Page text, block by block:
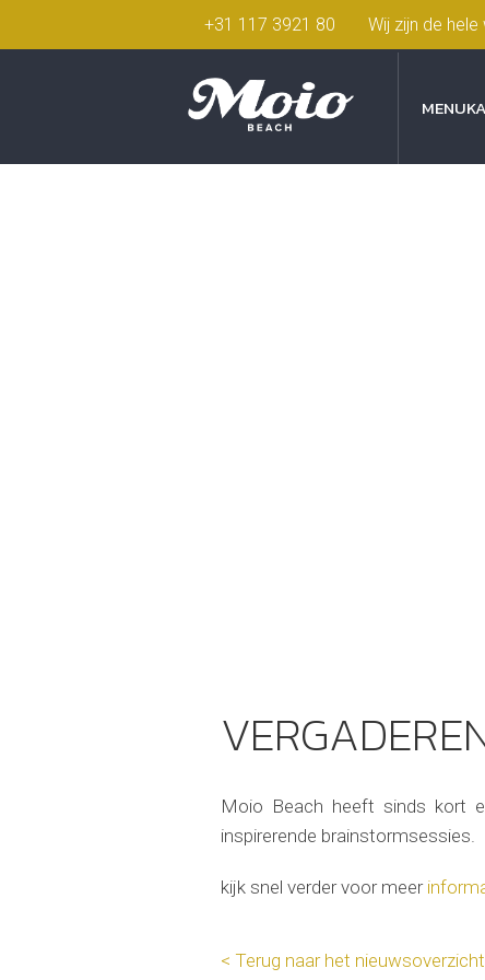
+31 117 3921 80 Wij zijn de
Moio Beach heeft sinds kort
inspirerende brainstormsessies.
kijk snel verder voor meer
< Terug naar het nieuwsoverzicht